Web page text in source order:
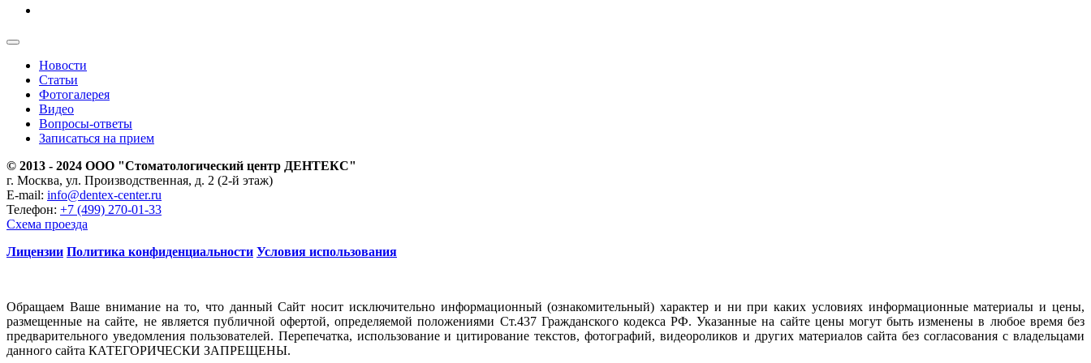
Новости
Статьи
Фотогалерея
Видео
Вопросы-ответы
Записаться на прием
© 2013 - 2024 ООО "Стоматологический центр ДЕНТЕКС"
г. Москва, ул. Производственная, д. 2 (2-й этаж)
E-mail: info@dentex-center.ru
Телефон: +7 (499) 270-01-33
Схема проезда
Лицензии Политика конфиденциальности Условия использования
Обращаем Ваше внимание на то, что данный Сайт носит исключительно информационный (ознакомительный) характер и ни при каких условиях информационные материалы и цены,
размещенные на сайте, не является публичной офертой, определяемой положениями Ст.437 Гражданского кодекса РФ. Указанные на сайте цены могут быть изменены в любое время без
предварительного уведомления пользователей. Перепечатка, использование и цитирование текстов, фотографий, видеороликов и других материалов сайта без согласования с владельцами
данного сайта КАТЕГОРИЧЕСКИ ЗАПРЕЩЕНЫ.